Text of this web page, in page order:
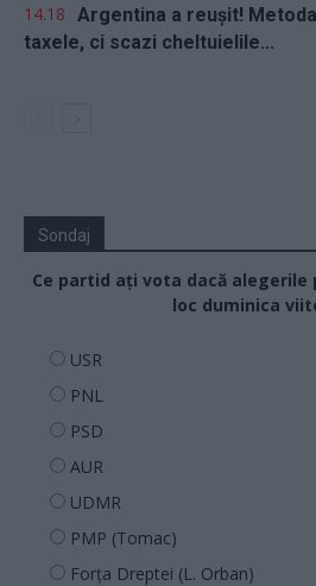
14.18 Argentina a reușit!
taxele, ci scazi cheltuielile...
Sondaj
Ce partid ați vota dacă
loc duminica
USR
PNL
PSD
AUR
UDMR
PMP (Tomac)
Forța Dreptei (L. Orban)